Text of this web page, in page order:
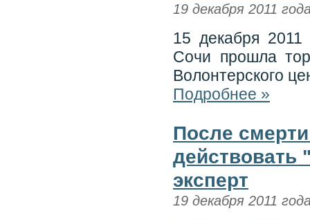
19 декабря 2011
15 декабря
Сочи прошла
Волонтерского
Подробнее »
После
действовать
эксперт
19 декабря 2011